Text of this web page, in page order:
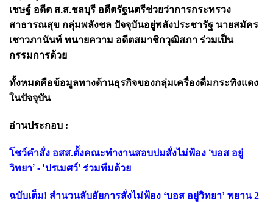
เชษฐ์ อดีต ส.ส.ชลบุรี อดีตรัฐนตรีช่วยว่าการกระทรวง
สาธารณสุข กลุ่มพลังชล ปัจจุบันอยู่พลังประชารัฐ นายสมัคร
เชาวภานันท์ ทนายความ อดีตสมาชิกวุฒิสภา ร่วมเป็น
กรรมการด้วย
ทั้งหมดคือข้อมูลทางด้านธุรกิจของกลุ่มเครื่องดื่มกระทิงแดง
ในปัจจุบัน
อ่านประกอบ :
โชว์คำสั่ง อสส.ตั้งคณะทำงานสอบปมสั่งไม่ฟ้อง ‘บอส อยู่
วิทยา’ - 'ปรเมศว์' ร่วมทีมด้วย
ฉบับเต็ม! สำนวนลับอัยการสั่งไม่ฟ้อง ‘บอส อยู่วิทยา’ พยาน 2